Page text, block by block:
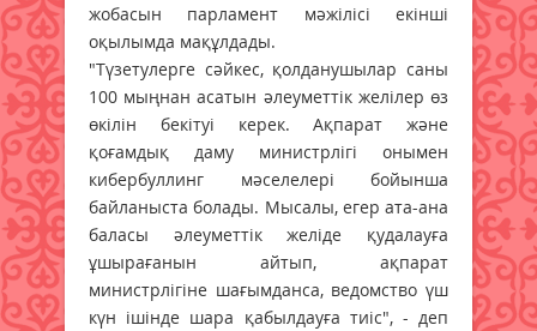
жобасын парламент мәжілісі екінші
оқылымда мақұлдады.
"Түзетулерге сәйкес, қолданушылар саны
100 мыңнан асатын әлеуметтік желілер өз
өкілін бекітуі керек. Ақпарат және
қоғамдық даму министрлігі онымен
кибербуллинг мәселелері бойынша
байланыста болады. Мысалы, егер ата-ана
баласы әлеуметтік желіде қудалауға
ұшырағанын айтып, ақпарат
министрлігіне шағымданса, ведомство үш
күн ішінде шара қабылдауға тиіс", - деп